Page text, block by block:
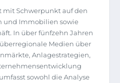
mit Schwerpunkt auf den
und Immobilien sowie
In über fünfzehn Jahren
Medien über
Anlagestrategien,
sowohl die Analyse